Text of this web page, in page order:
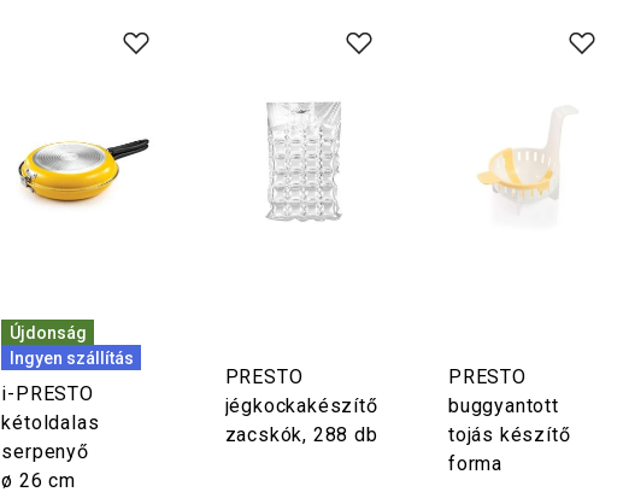
Újdonság
Ingyen szállítás
i-PRESTO
kétoldalas
serpenyő
ø 26 cm
PRESTO
jégkockakészítő
zacskók, 288 db
PRESTO
buggyantott
tojás készítő
forma